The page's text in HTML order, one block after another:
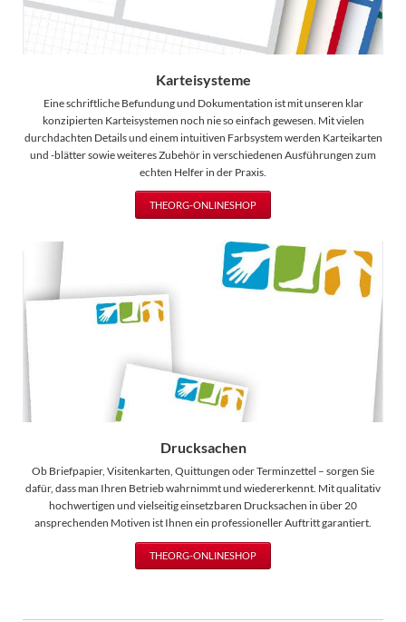
Karteisysteme
Eine schriftliche Befundung und Dokumentation ist mit unseren klar
konzipierten Karteisystemen noch nie so einfach gewesen. Mit vielen
durchdachten Details und einem intuitiven Farbsystem werden Karteikarten
und -blätter sowie weiteres Zubehör in verschiedenen Ausführungen zum
echten Helfer in der Praxis.
THEORG-ONLINESHOP
Drucksachen
Ob Briefpapier, Visitenkarten, Quittungen oder Terminzettel – sorgen Sie
dafür, dass man Ihren Betrieb wahrnimmt und wiedererkennt. Mit qualitativ
hochwertigen und vielseitig einsetzbaren Drucksachen in über 20
ansprechenden Motiven ist Ihnen ein professioneller Auftritt garantiert.
THEORG-ONLINESHOP